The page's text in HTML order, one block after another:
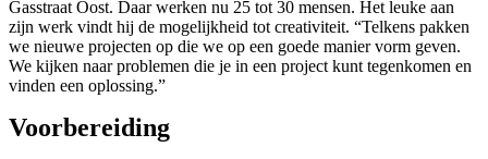
Gasstraat Oost. Daar werken nu 25 tot 30 mensen. Het leuke aan
zijn werk vindt hij de mogelijkheid tot creativiteit. “Telkens pakken
we nieuwe projecten op die we op een goede manier vorm geven.
We kijken naar problemen die je in een project kunt tegenkomen en
vinden een oplossing.”
Voorbereiding